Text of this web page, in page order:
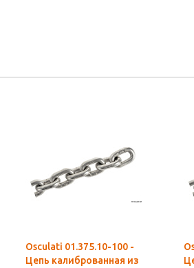
Osculati 01.375.10-100 -
Цепь калиброванная из